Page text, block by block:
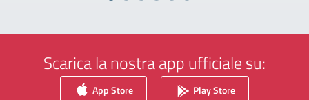
Scarica la nostra app ufficiale su:
App Store Play Store